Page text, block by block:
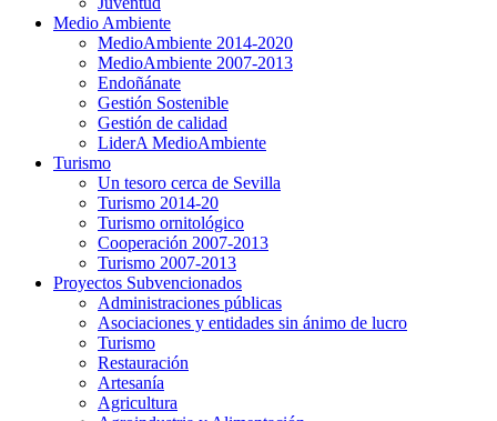
Medio Ambiente
MedioAmbiente 2014-2020
MedioAmbiente 2007-2013
Endoñánate
Gestión Sostenible
Gestión de calidad
LiderA MedioAmbiente
Turismo
Un tesoro cerca de Sevilla
Turismo 2014-20
Turismo ornitológico
Cooperación 2007-2013
Turismo 2007-2013
Proyectos Subvencionados
Administraciones públicas
Asociaciones y entidades sin ánimo de lucro
Turismo
Restauración
Artesanía
Agricultura